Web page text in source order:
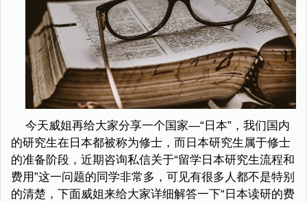
今天威姐再给大家分享一个国家—“日本”，我们国内
的研究生在日本都被称为修士，而日本研究生属于修士
的准备阶段，近期咨询私信关于“留学日本研究生流程和
费用”这一问题的同学非常多，可见有很多人都不是特别
的清楚，下面威姐来给大家详细解答一下“日本读研的费